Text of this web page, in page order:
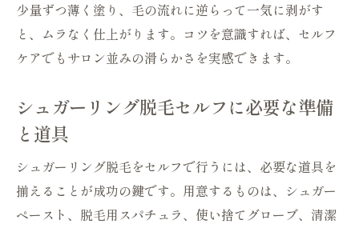
少量ずつ薄く塗り、毛の流れに逆らって一気に剥がす
と、ムラなく仕上がります。コツを意識すれば、セルフ
ケアでもサロン並みの滑らかさを実感できます。
シュガーリング脱毛セルフに必要な準備
と道具
シュガーリング脱毛をセルフで行うには、必要な道具を
揃えることが成功の鍵です。用意するものは、シュガー
ペースト、脱毛用スパチュラ、使い捨てグローブ、清潔